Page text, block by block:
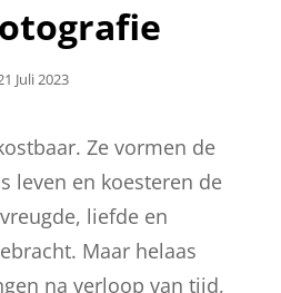
Juli 2023
Ze vormen de
leven en koesteren de
liefde en
Maar helaas
na verloop van tijd,